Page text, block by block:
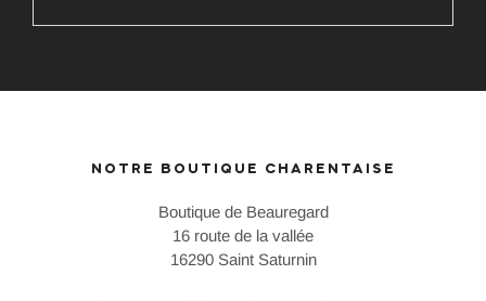
NOTRE BOUTIQUE CHARENTAISE
Boutique de Beauregard
16 route de la vallée
16290 Saint Saturnin